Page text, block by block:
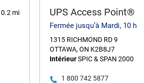
0.2 mi UPS Access Point®
Fermée jusqu’à Mardi, 10 h
1315 RICHMOND RD 9
OTTAWA, ON K2B8J7
IntérieurSPIC & SPAN 2000
1 800 742 5877